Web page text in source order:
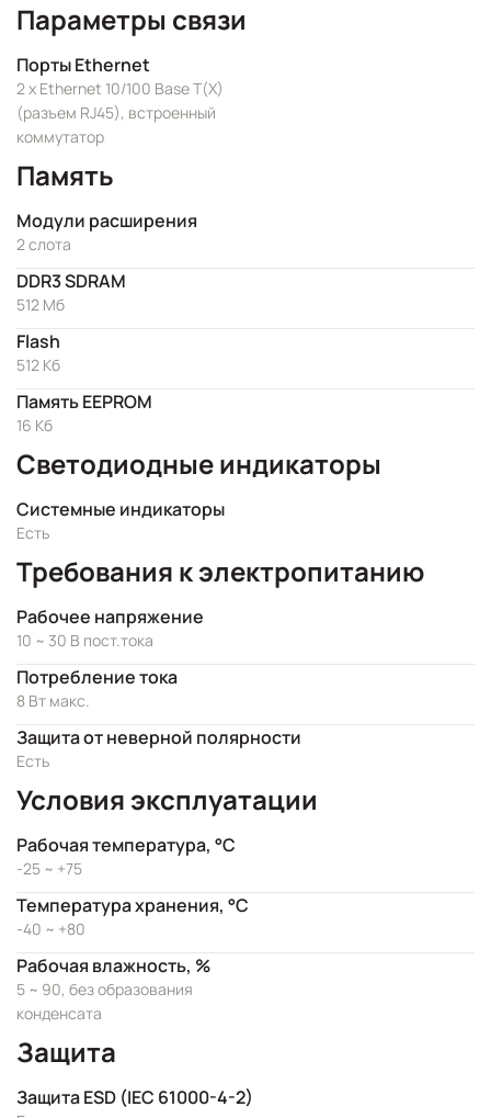
Параметры связи
Порты Ethernet
2 x Ethernet 10/100 Base T(X)
(разъем RJ45), встроенный
коммутатор
Память
Модули расширения
2 слота
DDR3 SDRAM
512 Мб
Flash
512 Кб
Память EEPROM
16 Кб
Светодиодные индикаторы
Системные индикаторы
Есть
Требования к электропитанию
Рабочее напряжение
10 ~ 30 В пост.тока
Потребление тока
8 Вт макс.
Защита от неверной полярности
Есть
Условия эксплуатации
Рабочая температура, °C
-25 ~ +75
Температура хранения, °C
-40 ~ +80
Рабочая влажность, %
5 ~ 90, без образования
конденсата
Защита
Защита ESD (IEC 61000-4-2)